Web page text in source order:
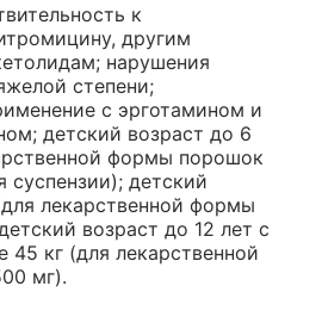
к
другим
нарушения
степени;
с эрготамином и
детский возраст до 6
формы порошок
суспензии); детский
лекарственной формы
возраст до 12 лет с
45 кг (для лекарственной
мг).